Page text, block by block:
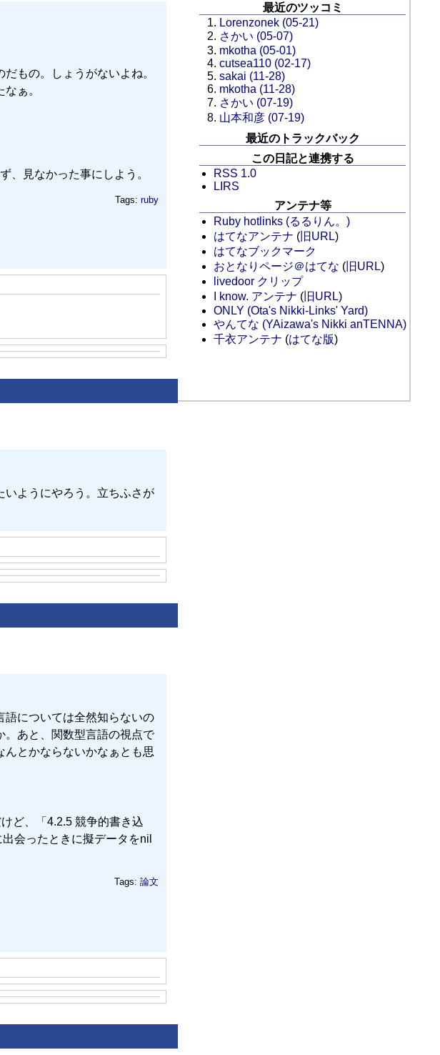
もの。しょうがないよね。
ぁ。
、見なかった事にしよう。
Tags: ruby
いようにやろう。立ちふさが
語については全然知らないの
。あと、関数型言語の視点で
とかならないかなぁとも思
ど、「4.2.5 競争的書き込
会ったときに擬データをnil
Tags: 論文
最近のツッコミ
Lorenzonek (05-21)
さかい (05-07)
mkotha (05-01)
cutsea110 (02-17)
sakai (11-28)
mkotha (11-28)
さかい (07-19)
山本和彦 (07-19)
最近のトラックバック
この日記と連携する
RSS 1.0
LIRS
アンテナ等
Ruby hotlinks (るるりん。)
はてなアンテナ ( 旧URL)
はてなブックマーク
おとなりページ＠はてな ( 旧URL)
livedoor クリップ
I know. アンテナ ( 旧URL)
ONLY (Ota's Nikki-Links' Yard)
やんてな (YAizawa's Nikki anTENNA)
千衣アンテナ (はてな版)